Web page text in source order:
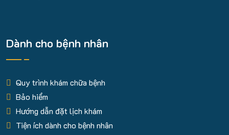
Dành cho bệnh nhân
Quy trình khám chữa bệnh
Bảo hiểm
Hướng dẫn đặt lịch khám
Tiện ích dành cho bệnh nhân